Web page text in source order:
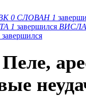
0 СЛОВАН 1
1 завершился
завершился